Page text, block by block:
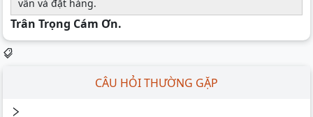
vấn và đặt hàng.
Trân Trọng Cám Ơn.
CÂU HỎI THƯỜNG GẶP